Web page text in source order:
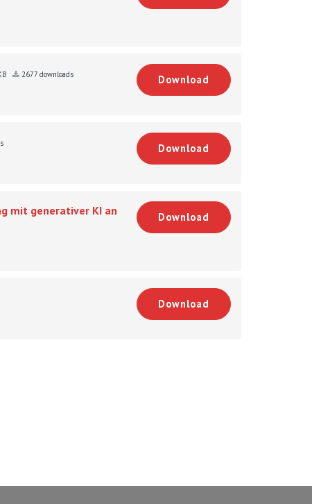
2677 downloads Download
Download
mit generativer KI an
Download
Download